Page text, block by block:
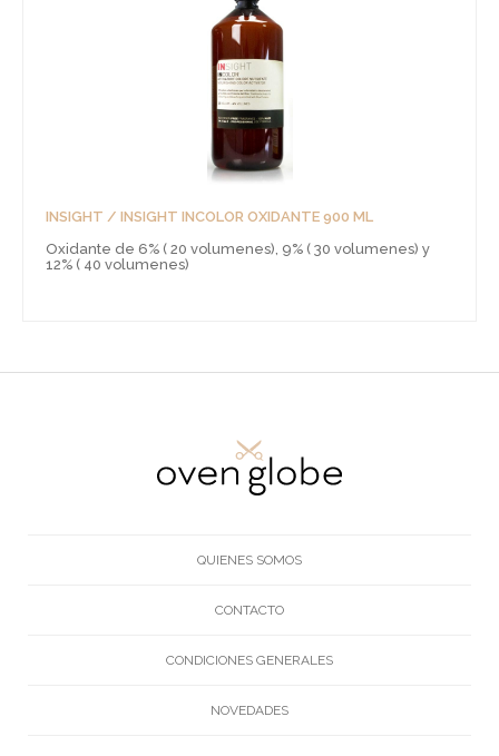
INSIGHT / INSIGHT INCOLOR OXIDANTE 900 ML
Oxidante de 6% ( 20 volumenes), 9% ( 30 volumenes) y
12% ( 40 volumenes)
QUIENES SOMOS
CONTACTO
CONDICIONES GENERALES
NOVEDADES